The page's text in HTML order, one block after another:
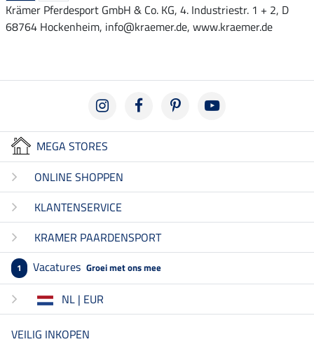
Krämer Pferdesport GmbH & Co. KG, 4. Industriestr. 1 + 2, D
68764 Hockenheim, info@kraemer.de, www.kraemer.de
MEGA STORES
ONLINE SHOPPEN
KLANTENSERVICE
KRAMER PAARDENSPORT
1 Vacatures Groei met ons mee
NL | EUR
VEILIG INKOPEN